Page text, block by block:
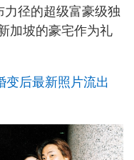
径的超级富豪级独
加坡的豪宅作为礼
变后最新照片流出